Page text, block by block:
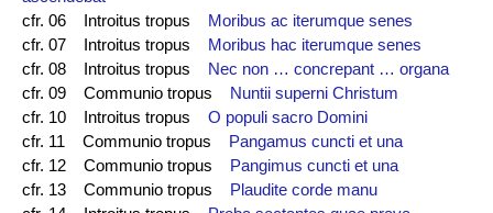
cfr. 06 Introitus tropus
Moribus ac iterumque senes
cfr. 07 Introitus tropus
Moribus hac iterumque senes
cfr. 08 Introitus tropus
Nec non … concrepant … organa
cfr. 09 Communio tropus
Nuntii superni Christum
cfr. 10 Introitus tropus O populi sacro Domini
cfr. 11 Communio tropus
Pangamus cuncti et una
cfr. 12 Communio tropus
Pangimus cuncti et una
cfr. 13 Communio tropus
Plaudite corde manu